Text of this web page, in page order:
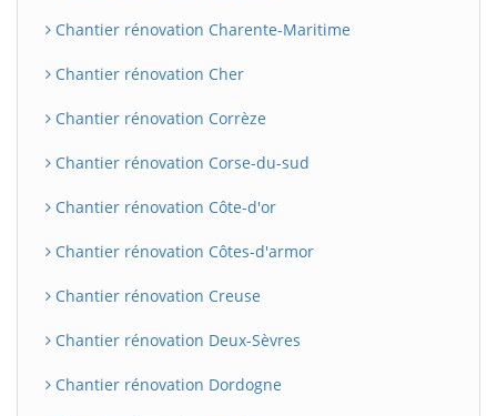
Chantier rénovation Charente-Maritime
Chantier rénovation Cher
Chantier rénovation Corrèze
Chantier rénovation Corse-du-sud
Chantier rénovation Côte-d'or
Chantier rénovation Côtes-d'armor
Chantier rénovation Creuse
Chantier rénovation Deux-Sèvres
Chantier rénovation Dordogne